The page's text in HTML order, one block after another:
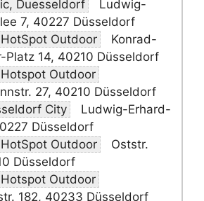
Duesseldorf
Ludwig-
7, 40227 Düsseldorf
Outdoor
Konrad-
Platz 14, 40210 Düsseldorf
Outdoor
27, 40210 Düsseldorf
City
Ludwig-Erhard-
Düsseldorf
Outdoor
Oststr.
Düsseldorf
Outdoor
182, 40233 Düsseldorf